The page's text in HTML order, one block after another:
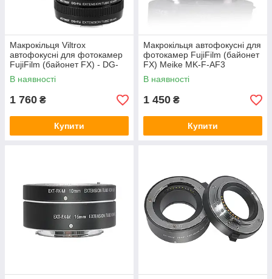
Макрокільця Viltrox
автофокусні для фотокамер
FujiFilm (байонет FX) - DG-
FU
В наявності
1 760 ₴
Купити
Макрокільця автофокусні для
фотокамер FujiFilm (байонет
FX) Meike MK-F-AF3
В наявності
1 450 ₴
Купити